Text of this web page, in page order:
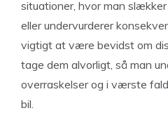
situationer, hvor man
eller undervurderer
vigtigt at være bevidst om
tage dem alvorligt, så man
overraskelser og i værste
bil.